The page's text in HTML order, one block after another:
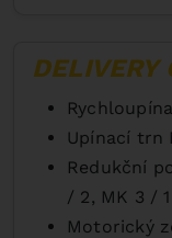
DELIVERY
Upínací trn
Redukční
/ 2, MK 3 / 1
Motorický